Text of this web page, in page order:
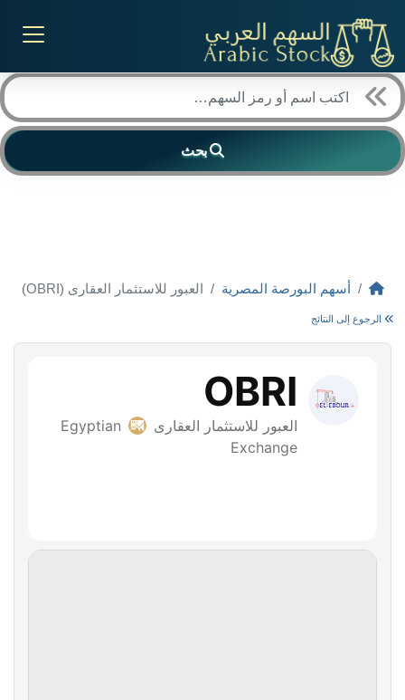
بحث
أسهم البورصة المصرية العبور للاستثمار العقارى (OBRI)
الرجوع إلى النتائج